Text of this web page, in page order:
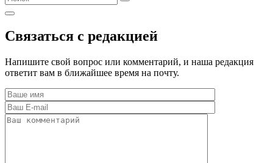
Связаться с редакцией
Напишите свой вопрос или комментарий, и наша редакция
ответит вам в ближайшее время на почту.